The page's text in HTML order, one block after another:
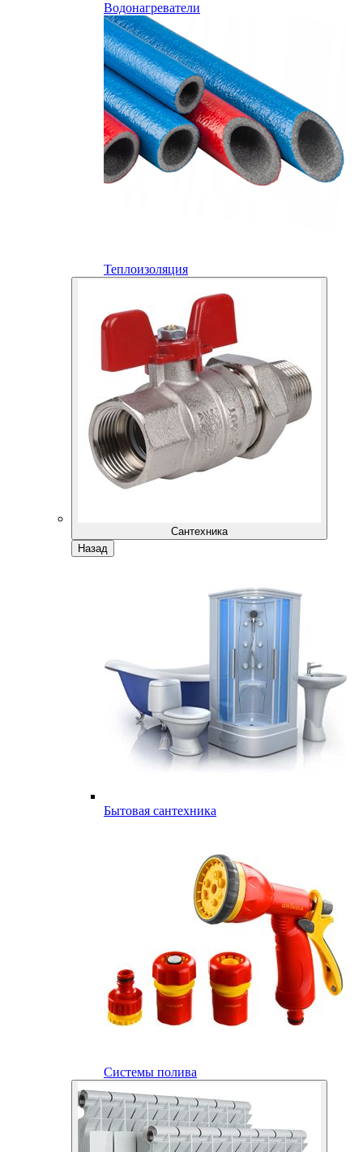
Водонагреватели
Теплоизоляция
Сантехника
Назад
Бытовая сантехника
Системы полива